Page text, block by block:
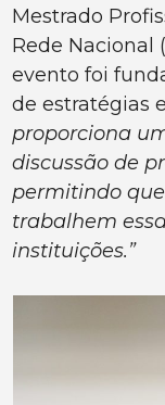
Mestrado
Rede Nacional
evento foi
de estratégias
proporciona
discussão de
permitindo
trabalhem
instituições.”